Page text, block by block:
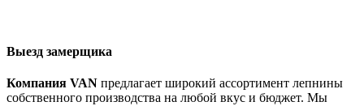
Выезд замерщика
Компания VAN предлагает широкий ассортимент лепнины
собственного производства на любой вкус и бюджет. Мы